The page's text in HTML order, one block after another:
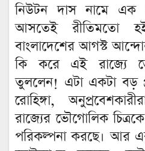
নিউটন দাস নামে এক
আসতেই রীতিমতো
বাংলাদেশের আগস্ট
কি করে এই রাজ্যে
তুললেন! এটা একটা বড়
রোহিঙ্গা,
রাজ্যের ভৌগোলিক
পরিকল্পনা করছে। আর